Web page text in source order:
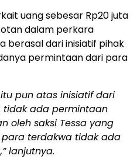
uang sebesar Rp20 juta
dalam perkara
berasal dari inisiatif pihak
permintaan dari para
itu pun atas inisiatif dari
tidak ada permintaan
oleh saksi Tessa yang
terdakwa tidak ada
lanjutnya.